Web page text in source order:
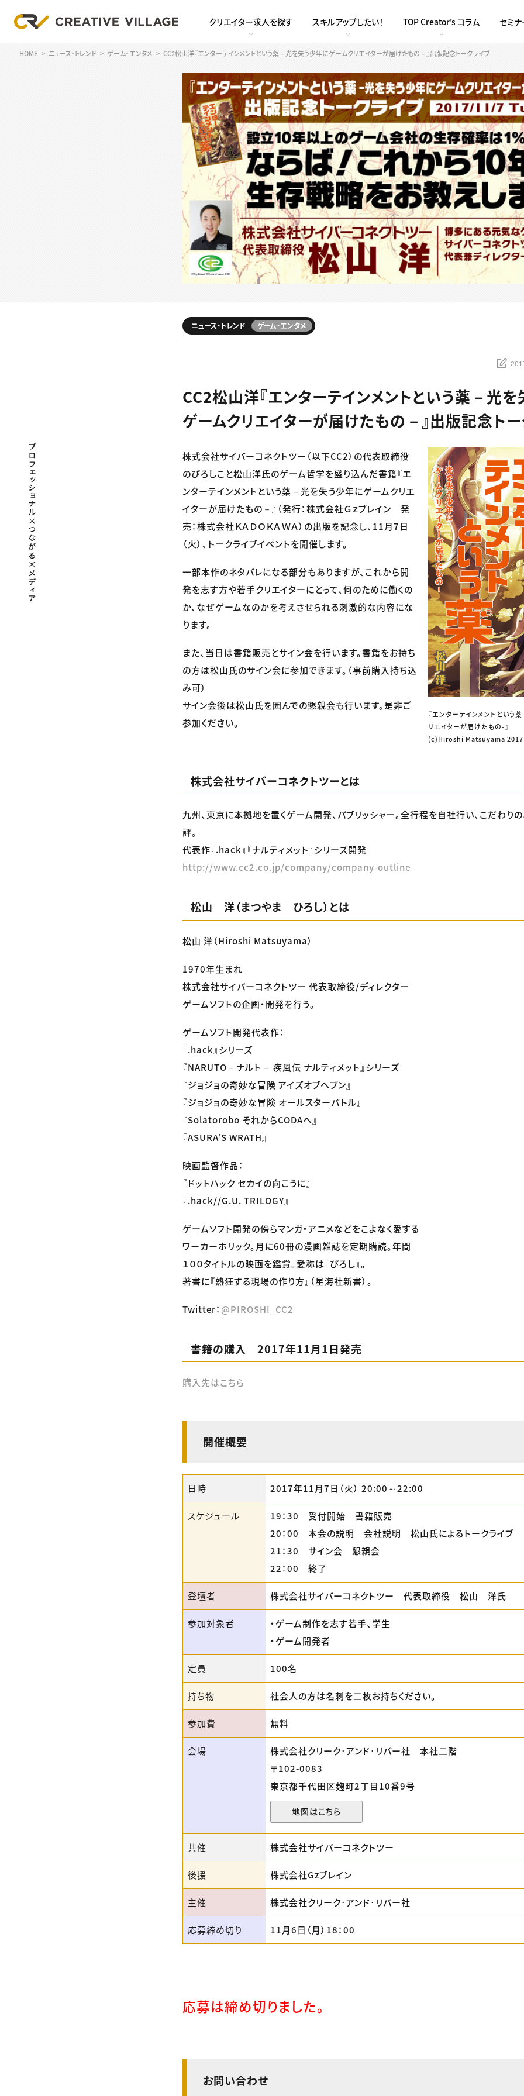
クリエイター求人を探す スキルアップしたい！ TOP Creator’s コラム セミナ
HOME ニュース・トレンド ゲーム・エンタメ CC2松山洋『エンターテインメントという薬－光を失う少年にゲームクリエイターが届けたもの－』出版記念トークライブ
ニュース・トレンド ゲーム・エンタメ
CC2松山洋『エンターテインメントという薬－光
ゲームクリエイターが届けたもの－』出版記念ト
『エンターテインメントという
リエイターが届けたもの‐』
(c)Hiroshi Matsuyama
株式会社サイバーコネクトツー（以下CC2）の代表取締役
のぴろしこと松山洋氏のゲーム哲学を盛り込んだ書籍『エ
ンターテインメントという薬－光を失う少年にゲームクリエ
イターが届けたもの－』（発行：株式会社Ｇｚブレイン 発
売：株式会社ＫＡＤＯＫＡＷＡ）の出版を記念し、11月7日
（火）、トークライブイベントを開催します。
一部本作のネタバレになる部分もありますが、これから開
発を志す方や若手クリエイターにとって、何のために働くの
か、なぜゲームなのかを考えさせられる刺激的な内容にな
ります。
また、当日は書籍販売とサイン会を行います。書籍をお持ち
の方は松山氏のサイン会に参加できます。（事前購入持ち込
み可）
サイン会後は松山氏を囲んでの懇親会も行います。是非ご
参加ください。
株式会社サイバーコネクトツーとは
九州、東京に本拠地を置くゲーム開発、パブリッシャー。全行程を自社行い、こだわり
評。
代表作『.hack』『ナルティメット』シリーズ開発
http://www.cc2.co.jp/company/company-outline
松山 洋（まつやま ひろし）とは
松山 洋（Hiroshi Matsuyama）
1970年生まれ
株式会社サイバーコネクトツー 代表取締役/ディレクター
ゲームソフトの企画・開発を行う。
ゲームソフト開発代表作：
『.hack』シリーズ
『NARUTO－ナルト－ 疾風伝 ナルティメット』シリーズ
『ジョジョの奇妙な冒険 アイズオブヘブン』
『ジョジョの奇妙な冒険 オールスターバトル』
『Solatorobo それからCODAへ』
『ASURA’S WRATH』
映画監督作品：
『ドットハック セカイの向こうに』
『.hack//G.U. TRILOGY』
ゲームソフト開発の傍らマンガ・アニメなどをこよなく愛する
ワーカーホリック。月に60冊の漫画雑誌を定期購読。年間
１００タイトルの映画を鑑賞。愛称は『ぴろし』。
著書に『熱狂する現場の作り方』（星海社新書）。
Twitter： @PIROSHI_CC2
書籍の購入 2017年11月1日発売
購入先はこちら
開催概要
日時 2017年11月7日（火） 20:00～22:00
スケジュール
19：30 受付開始 書籍販売
20：00 本会の説明 会社説明 松山氏によるトークライブ
21：30 サイン会 懇親会
22：00 終了
登壇者 株式会社サイバーコネクトツー 代表取締役 松山 洋氏
参加対象者
・ゲーム制作を志す若手、学生
・ゲーム開発者
定員 100名
持ち物 社会人の方は名刺を二枚お持ちください。
参加費 無料
会場
株式会社クリーク･アンド･リバー社 本社二階
〒102-0083
東京都千代田区麹町2丁目10番9号
地図はこちら
共催 株式会社サイバーコネクトツー
後援 株式会社Gzブレイン
主催 株式会社クリーク･アンド･リバー社
応募締め切り 11月6日（月）18：00
応募は締め切りました。
お問い合わせ